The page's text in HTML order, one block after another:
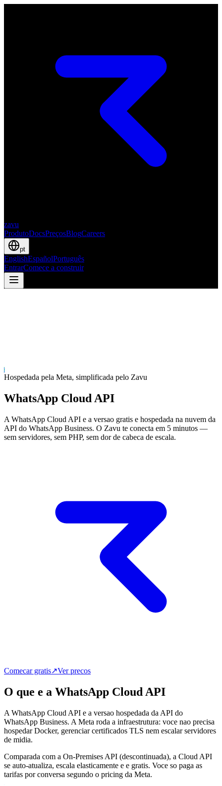
zavu
ProdutoDocsPreçosBlogCareers
pt
EnglishEspañolPortuguês
EntrarComece a construir
Hospedada pela Meta, simplificada pelo Zavu
WhatsApp Cloud API
A WhatsApp Cloud API e a versao gratis e hospedada na nuvem da
API do WhatsApp Business. O Zavu te conecta em 5 minutos —
sem servidores, sem PHP, sem dor de cabeca de escala.
Comecar gratis↗Ver precos
O que e a WhatsApp Cloud API
A WhatsApp Cloud API e a versao hospedada da API do
WhatsApp Business. A Meta roda a infraestrutura: voce nao precisa
hospedar Docker, gerenciar certificados TLS nem escalar servidores
de midia.
Comparada com a On-Premises API (descontinuada), a Cloud API
se auto-atualiza, escala elasticamente e e gratis. Voce so paga as
tarifas por conversa segundo o pricing da Meta.